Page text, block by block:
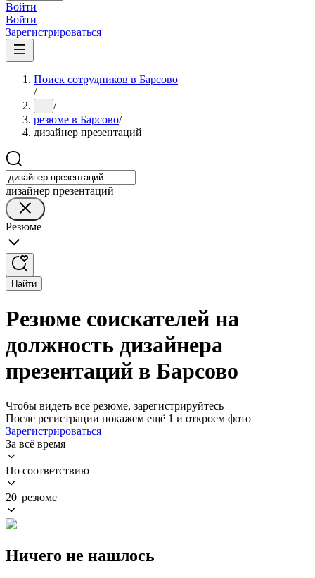
Войти
Войти
Зарегистрироваться
Поиск сотрудников в Барсово
/
... /
резюме в Барсово/
дизайнер презентаций
дизайнер презентаций
Резюме
Найти
Резюме соискателей на
должность дизайнера
презентаций в Барсово
Чтобы видеть все резюме, зарегистрируйтесь
После регистрации покажем ещё 1 и откроем фото
Зарегистрироваться
За всё время
По соответствию
20 резюме
Ничего не нашлось